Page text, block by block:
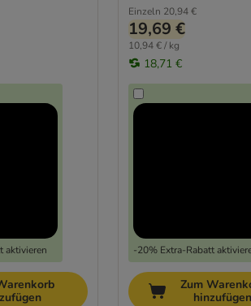
aktivieren
Einzeln 20,94 €
19,69 €
10,94 € / kg
18,71 €
-20% Extra-Rabatt
Zum
hinzufügen